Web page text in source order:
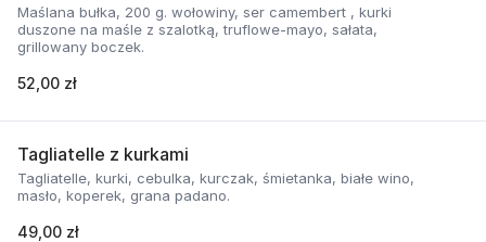
Maślana bułka, 200 g. wołowiny, ser camembert , kurki
duszone na maśle z szalotką, truflowe-mayo, sałata,
grillowany boczek.
52,00 zł
Tagliatelle z kurkami
Tagliatelle, kurki, cebulka, kurczak, śmietanka, białe wino,
masło, koperek, grana padano.
49,00 zł